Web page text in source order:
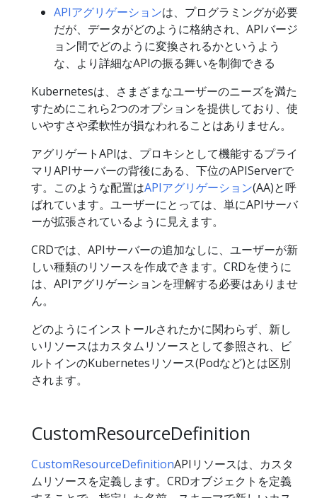
APIアグリゲーションは、プログラミングが必要
だが、データがどのように格納され、APIバージ
ョン間でどのように変換されるかというよう
な、より詳細なAPIの振る舞いを制御できる
Kubernetesは、さまざまなユーザーのニーズを満た
すためにこれら2つのオプションを提供しており、使
いやすさや柔軟性が損なわれることはありません。
アグリゲートAPIは、プロキシとして機能するプライ
マリAPIサーバーの背後にある、下位のAPIServerで
す。このような配置はAPIアグリゲーション(AA)と呼
ばれています。ユーザーにとっては、単にAPIサーバ
ーが拡張されているように見えます。
CRDでは、APIサーバーの追加なしに、ユーザーが新
しい種類のリソースを作成できます。CRDを使うに
は、APIアグリゲーションを理解する必要はありませ
ん。
どのようにインストールされたかに関わらず、新し
いリソースはカスタムリソースとして参照され、ビ
ルトインのKubernetesリソース(Podなど)とは区別
されます。
CustomResourceDefinition
CustomResourceDefinitionAPIリソースは、カスタ
ムリソースを定義します。CRDオブジェクトを定義